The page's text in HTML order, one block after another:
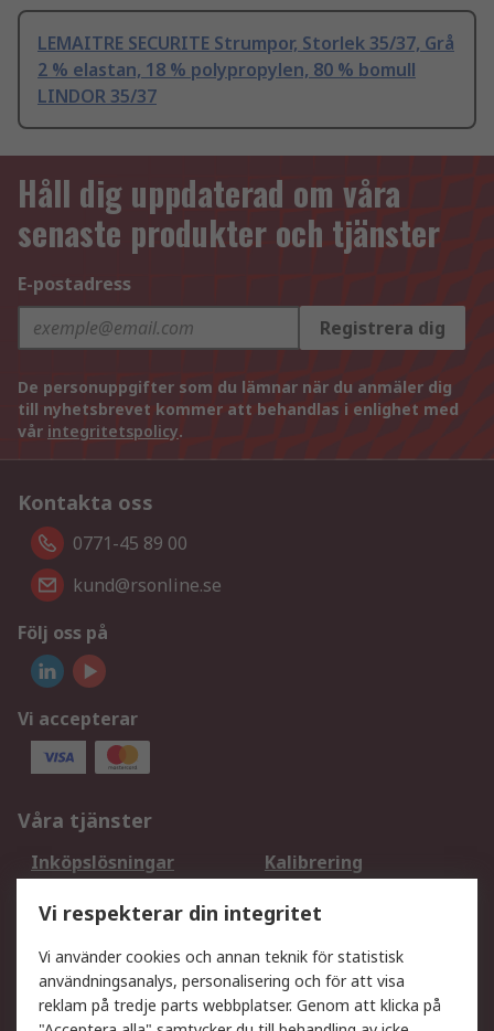
LEMAITRE SECURITE Strumpor, Storlek 35/37, Grå
2 % elastan, 18 % polypropylen, 80 % bomull
LINDOR 35/37
Håll dig uppdaterad om våra
senaste produkter och tjänster
E-postadress
Registrera dig
De personuppgifter som du lämnar när du anmäler dig
till nyhetsbrevet kommer att behandlas i enlighet med
vår integritetspolicy.
Kontakta oss
0771-45 89 00
kund@rsonline.se
Följ oss på
Vi accepterar
Våra tjänster
Inköpslösningar
Kalibrering
DesignSpark
Teknisk Support
Ditt lokala säljteam
Exportlösningar
Support
Vi respekterar din integritet
Vi använder cookies och annan teknik för statistisk
användningsanalys, personalisering och för att visa
reklam på tredje parts webbplatser. Genom att klicka på